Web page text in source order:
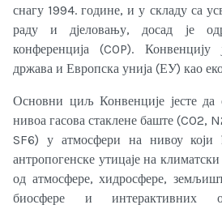
снагу 1994. године, и у складу са
раду и дјеловању, досад је
конференција (COP).
држава и Европска унија (ЕУ) као
Основни циљ Конвенције јесте да
нивоа гасова стаклене баште (CO2,
SF6) у атмосфери на нивоу који
антропогенске утицаје на климатски
од атмосфере, хидросфере,
биосфере и интерактивних